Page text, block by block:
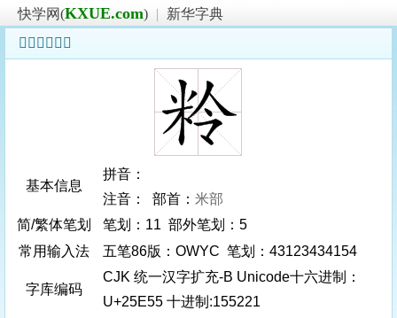
快学网(KXUE.com) |
新华字典
𥹕字基本信息
基本信息
拼音：
注音： 部首： 米部
简/繁体笔划
笔划：11 部外笔划：5
常用输入法
五笔86版：OWYC 笔划：43123434154
字库编码
CJK 统一汉字扩充-B Unicode十六进制：
U+25E55 十进制:155221